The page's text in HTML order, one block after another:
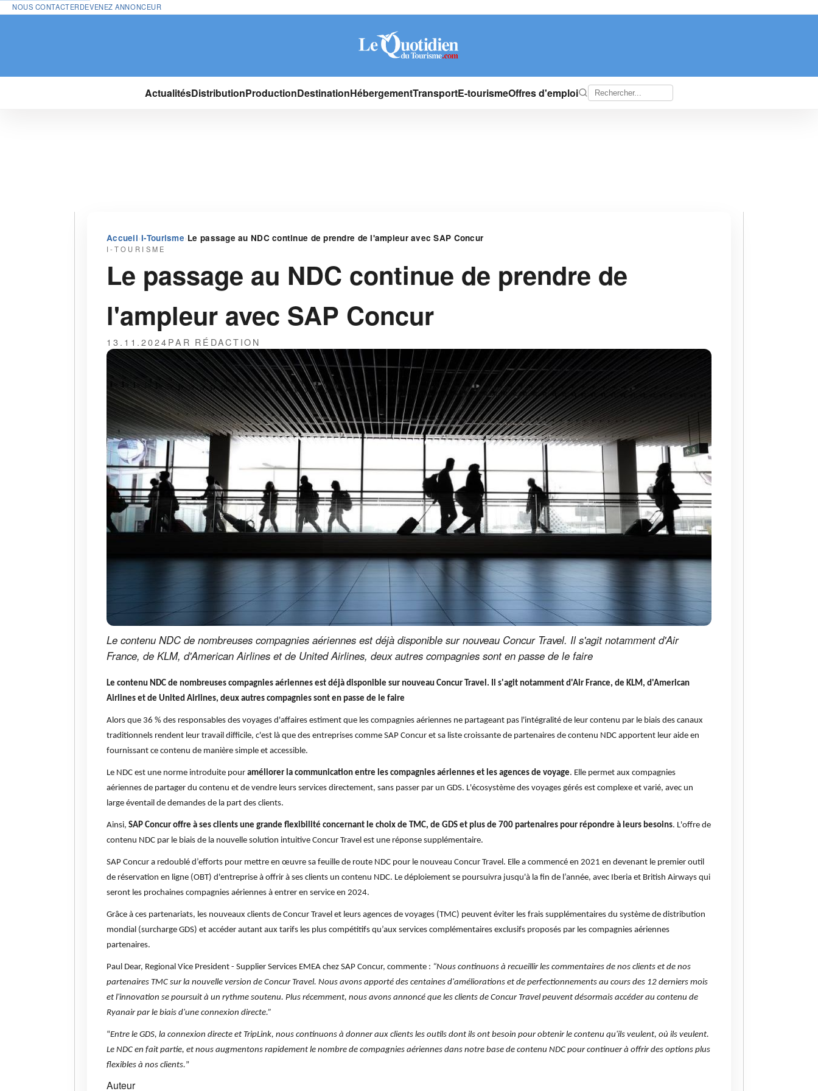
NOUS CONTACTERDEVENEZ ANNONCEUR
ActualitésDistributionProductionDestinationHébergementTransportE-tourismeOffres d'emploi
Accueil›I-Tourisme›Le passage au NDC continue de prendre de l'ampleur avec SAP Concur
I-TOURISME
Le passage au NDC continue de prendre de
l'ampleur avec SAP Concur
13.11.2024PAR RÉDACTION
Le contenu NDC de nombreuses compagnies aériennes est déjà disponible sur nouveau Concur Travel. Il s'agit notamment d'Air
France, de KLM, d'American Airlines et de United Airlines, deux autres compagnies sont en passe de le faire
Le contenu NDC de nombreuses compagnies aériennes est déjà disponible sur nouveau Concur Travel. Il s'agit notamment d'Air France, de KLM, d'American
Airlines et de United Airlines, deux autres compagnies sont en passe de le faire
Alors que 36 % des responsables des voyages d'affaires estiment que les compagnies aériennes ne partageant pas l'intégralité de leur contenu par le biais des canaux
traditionnels rendent leur travail difficile, c'est là que des entreprises comme SAP Concur et sa liste croissante de partenaires de contenu NDC apportent leur aide en
fournissant ce contenu de manière simple et accessible.
Le NDC est une norme introduite pour améliorer la communication entre les compagnies aériennes et les agences de voyage. Elle permet aux compagnies
aériennes de partager du contenu et de vendre leurs services directement, sans passer par un GDS. L'écosystème des voyages gérés est complexe et varié, avec un
large éventail de demandes de la part des clients.
Ainsi, SAP Concur offre à ses clients une grande flexibilité concernant le choix de TMC, de GDS et plus de 700 partenaires pour répondre à leurs besoins. L'offre de
contenu NDC par le biais de la nouvelle solution intuitive Concur Travel est une réponse supplémentaire.
SAP Concur a redoublé d’efforts pour mettre en œuvre sa feuille de route NDC pour le nouveau Concur Travel. Elle a commencé en 2021 en devenant le premier outil
de réservation en ligne (OBT) d'entreprise à offrir à ses clients un contenu NDC. Le déploiement se poursuivra jusqu'à la fin de l’année, avec Iberia et British Airways qui
seront les prochaines compagnies aériennes à entrer en service en 2024.
Grâce à ces partenariats, les nouveaux clients de Concur Travel et leurs agences de voyages (TMC) peuvent éviter les frais supplémentaires du système de distribution
mondial (surcharge GDS) et accéder autant aux tarifs les plus compétitifs qu’aux services complémentaires exclusifs proposés par les compagnies aériennes
partenaires.
Paul Dear, Regional Vice President - Supplier Services EMEA chez SAP Concur, commente : “Nous continuons à recueillir les commentaires de nos clients et de nos
partenaires TMC sur la nouvelle version de Concur Travel. Nous avons apporté des centaines d'améliorations et de perfectionnements au cours des 12 derniers mois
et l'innovation se poursuit à un rythme soutenu. Plus récemment, nous avons annoncé que les clients de Concur Travel peuvent désormais accéder au contenu de
Ryanair par le biais d'une connexion directe.”
“Entre le GDS, la connexion directe et TripLink, nous continuons à donner aux clients les outils dont ils ont besoin pour obtenir le contenu qu'ils veulent, où ils veulent.
Le NDC en fait partie, et nous augmentons rapidement le nombre de compagnies aériennes dans notre base de contenu NDC pour continuer à offrir des options plus
flexibles à nos clients.”
Auteur